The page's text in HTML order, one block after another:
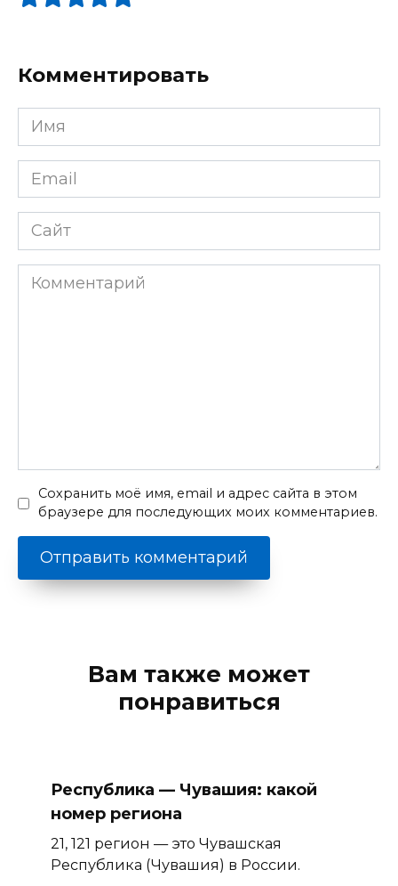
Комментировать
Имя
Email
Сайт
Комментарий
Сохранить моё имя, email и адрес сайта в этом
браузере для последующих моих комментариев.
Вам также может
понравиться
Республика — Чувашия: какой
номер региона
21, 121 регион — это Чувашская
Республика (Чувашия) в России.